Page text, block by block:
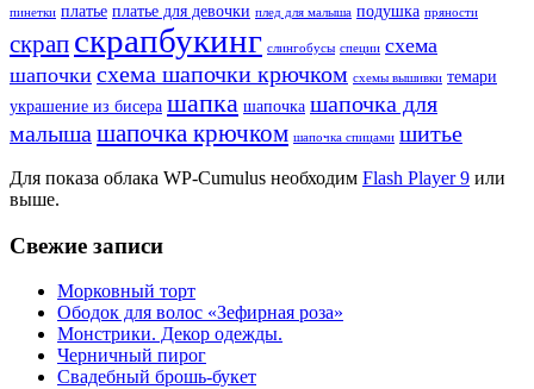
пинетки платье платье для девочки плед для малыша подушка пряности
скрап скрапбукинг слингобусы специи схема
шапочки схема шапочки крючком схемы вышивки темари
украшение из бисера шапка шапочка шапочка для
малыша шапочка крючком шапочка спицами шитье
Для показа облака WP-Cumulus необходим Flash Player 9 или
выше.
Свежие записи
Морковный торт
Ободок для волос «Зефирная роза»
Монстрики. Декор одежды.
Черничный пирог
Свадебный брошь-букет